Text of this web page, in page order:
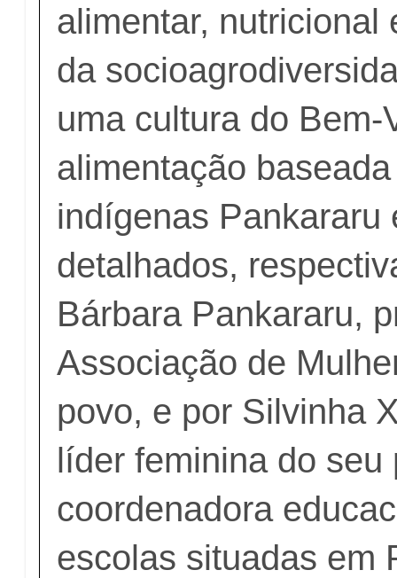
alimentar, nutricional
da
uma cultura do Bem-
alimentação
indígenas Pankararu
detalhados,
Bárbara Pankararu,
Associação de
povo, e por Silvinha
líder feminina do seu
coordenadora
escolas situadas em